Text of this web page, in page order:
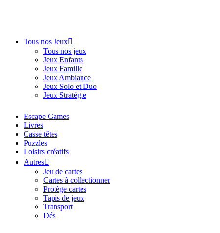
Tous nos Jeux
Tous nos jeux
Jeux Enfants
Jeux Famille
Jeux Ambiance
Jeux Solo et Duo
Jeux Stratégie
Escape Games
Livres
Casse têtes
Puzzles
Loisirs créatifs
Autres
Jeu de cartes
Cartes à collectionner
Protège cartes
Tapis de jeux
Transport
Dés